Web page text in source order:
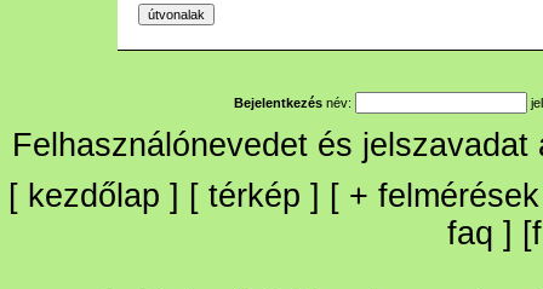
Bejelentkezés név:
Felhasználónevedet és
[ kezdőlap ] [ térkép ] [ + felmérések
faq ] [